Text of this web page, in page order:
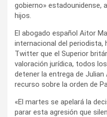
gobierno» estadounidense,
hijos.
El abogado español Aitor
internacional del periodista,
Twitter que el Superior
valoración jurídica, todos
detener la entrega de Julian
recurso sobre la orden de
«El martes se apelará la
parar esta agresión que